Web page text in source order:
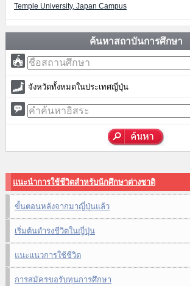
Temple University, Japan Campus
ค้นหาสถาบันการศึกษา
จังหวัดทั้งหมดในประเทศญี่ปุ่น
แนะนำการใช้ชีวิตสำหรับนักศึกษาต่างชาติ
ขั้นตอนหลังจากมาญี่ปุ่นแล้ว
เริ่มต้นดำรงชีวิตในญี่ปุ่น
แนะแนวการใช้ชีวิต
การสมัครขอรับทุนการศึกษา